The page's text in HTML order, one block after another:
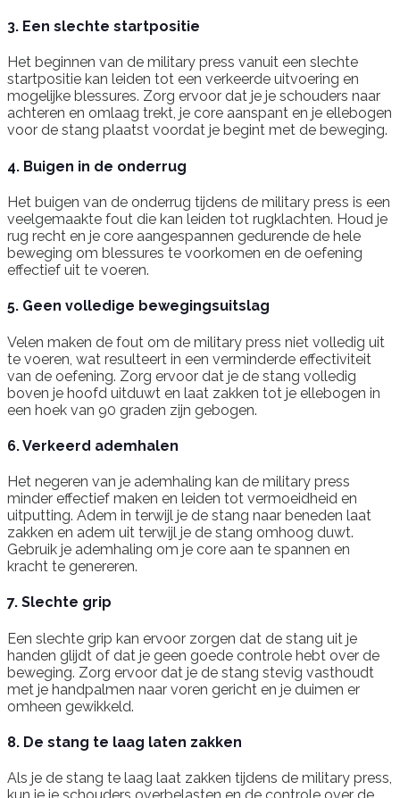
3. Een slechte startpositie
Het beginnen van de military press vanuit een slechte
startpositie kan leiden tot een verkeerde uitvoering en
mogelijke blessures. Zorg ervoor dat je je schouders naar
achteren en omlaag trekt, je core aanspant en je ellebogen
voor de stang plaatst voordat je begint met de beweging.
4. Buigen in de onderrug
Het buigen van de onderrug tijdens de military press is een
veelgemaakte fout die kan leiden tot rugklachten. Houd je
rug recht en je core aangespannen gedurende de hele
beweging om blessures te voorkomen en de oefening
effectief uit te voeren.
5. Geen volledige bewegingsuitslag
Velen maken de fout om de military press niet volledig uit
te voeren, wat resulteert in een verminderde effectiviteit
van de oefening. Zorg ervoor dat je de stang volledig
boven je hoofd uitduwt en laat zakken tot je ellebogen in
een hoek van 90 graden zijn gebogen.
6. Verkeerd ademhalen
Het negeren van je ademhaling kan de military press
minder effectief maken en leiden tot vermoeidheid en
uitputting. Adem in terwijl je de stang naar beneden laat
zakken en adem uit terwijl je de stang omhoog duwt.
Gebruik je ademhaling om je core aan te spannen en
kracht te genereren.
7. Slechte grip
Een slechte grip kan ervoor zorgen dat de stang uit je
handen glijdt of dat je geen goede controle hebt over de
beweging. Zorg ervoor dat je de stang stevig vasthoudt
met je handpalmen naar voren gericht en je duimen er
omheen gewikkeld.
8. De stang te laag laten zakken
Als je de stang te laag laat zakken tijdens de military press,